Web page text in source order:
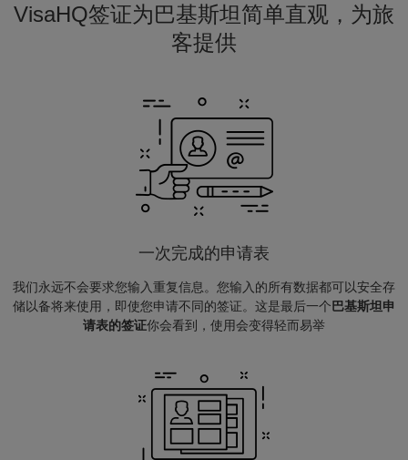
VisaHQ签证为巴基斯坦简单直观，为旅
客提供
一次完成的申请表
我们永远不会要求您输入重复信息。您输入的所有数据都可以安全存
储以备将来使用，即使您申请不同的签证。这是最后一个 巴基斯坦申
请表的签证你会看到，使用会变得轻而易举